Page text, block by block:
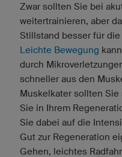
Zwar sollten Sie bei
weitertrainieren, aber
Stillstand besser für
Leichte Bewegung
durch
schneller aus den
Muskelkater sollten
Sie in Ihrem
Sie dabei auf die
Gut zur Regeneration
Gehen, leichtes